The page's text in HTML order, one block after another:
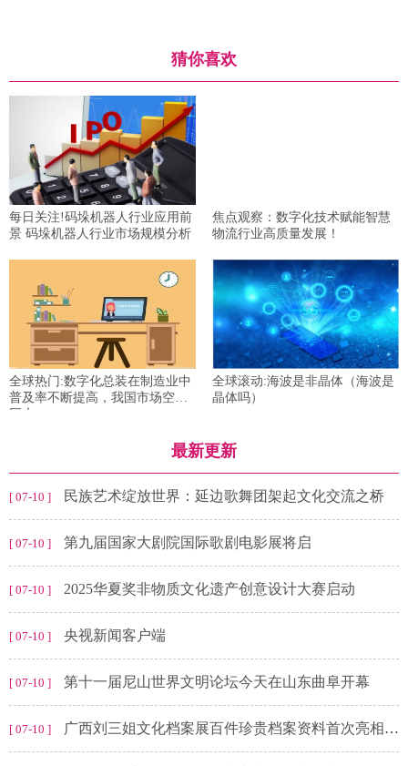
猜你喜欢
每日关注!码垛机器人行业应用前
景 码垛机器人行业市场规模分析
焦点观察：数字化技术赋能智慧
物流行业高质量发展！
全球热门:数字化总装在制造业中
普及率不断提高，我国市场空间
巨大
全球滚动:海波是非晶体（海波是
晶体吗）
最新更新
[ 07-10 ] 民族艺术绽放世界：延边歌舞团架起文化交流之桥
[ 07-10 ] 第九届国家大剧院国际歌剧电影展将启
[ 07-10 ] 2025华夏奖非物质文化遗产创意设计大赛启动
[ 07-10 ] 央视新闻客户端
[ 07-10 ] 第十一届尼山世界文明论坛今天在山东曲阜开幕
[ 07-10 ] 广西刘三姐文化档案展百件珍贵档案资料首次亮相引关注